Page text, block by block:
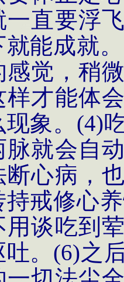
一直要浮
能成就。
感觉，稍
样才能体
象。 (4)
脉就会自
断心病，
戒修心
用谈吃到
。 (6)之